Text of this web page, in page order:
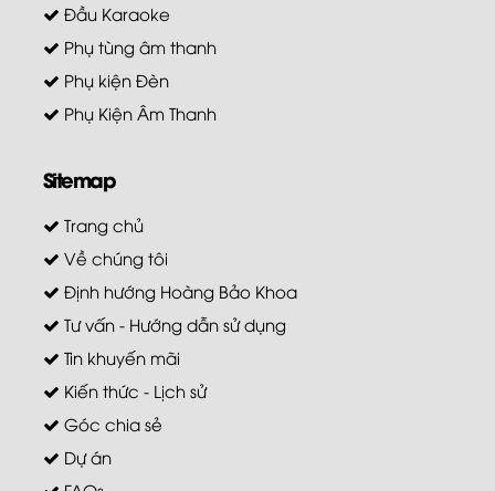
Đầu Karaoke
Phụ tùng âm thanh
Phụ kiện Đèn
Phụ Kiện Âm Thanh
Sitemap
Trang chủ
Về chúng tôi
Định hướng Hoàng Bảo Khoa
Tư vấn - Hướng dẫn sử dụng
Tin khuyến mãi
Kiến thức - Lịch sử
Góc chia sẻ
Dự án